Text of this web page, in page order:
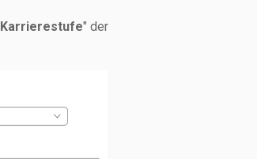
Karrierestufe" der